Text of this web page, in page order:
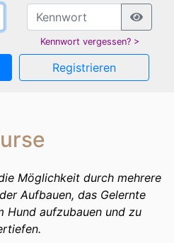
Kennwort vergessen? >
Registrieren
Möglichkeit durchmehrere
Aufbauen, das Gelernte
Hund aufzubauen und zu